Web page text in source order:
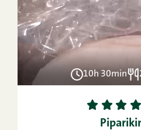
10h 30min
1 2 3 4